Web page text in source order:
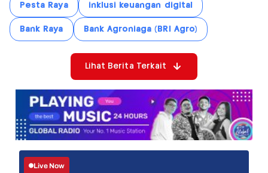
Pesta Raya inklusi keuangan digital
Bank Raya Bank Agroniaga (BRI Agro)
Lihat Berita Terkait
Live Now